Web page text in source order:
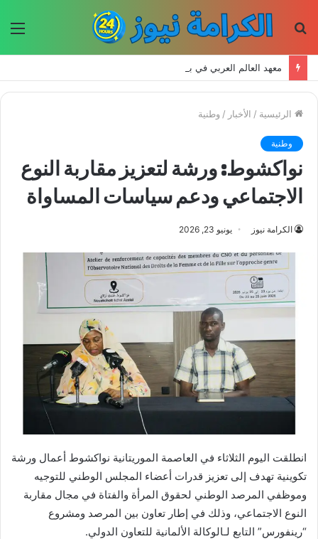
الرئيسية / الأخبار / وطنية
وطنية
نواكشوط: ورشة لتعزيز مقاربة النوع
الاجتماعي ودعم سياسات المساواة
الكرامة نيوز يونيو 23, 2026
انطلقت اليوم الثلاثاء في العاصمة الموريتانية نواكشوط أعمال ورشة
تكوينية تهدف إلى تعزيز قدرات أعضاء المجلس الوطني للتوجيه
وموظفي المرصد الوطني لحقوق المرأة والفتاة في مجال مقاربة
النوع الاجتماعي، وذلك في إطار تعاون بين المرصد ومشروع
“رينفورس” التابع لـالوكالة الألمانية للتعاون الدولي.